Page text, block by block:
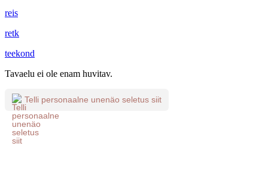
reis
retk
teekond
Tavaelu ei ole enam huvitav.
Telli personaalne unenäo seletus siit